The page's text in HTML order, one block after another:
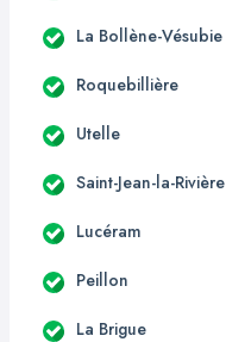
La Bollène-Vésubie
Roquebillière
Utelle
Saint-Jean-la-Rivière
Lucéram
Peillon
La Brigue